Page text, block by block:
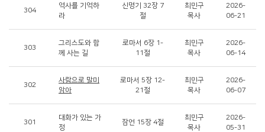
304
역사를 기억하
라
신명기 32장 7
절
최민구
목사
2026-
06-21
303
그리스도와 함
께 사는 길
로마서 6장 1-
11절
최민구
목사
2026-
06-14
302
사람으로 말미
암아
로마서 5장 12-
21절
최민구
목사
2026-
06-07
301
대화가 있는 가
정
잠언 15장 4절
최민구
목사
2026-
05-31